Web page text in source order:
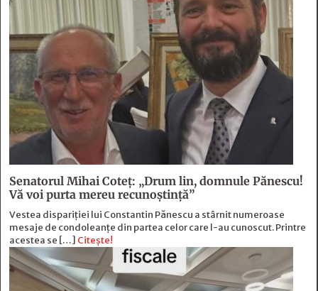
Senatorul Mihai Coteț: „Drum lin, domnule Pănescu!
Vă voi purta mereu recunoștință”
Vestea dispariției lui Constantin Pănescu a stârnit numeroase
mesaje de condoleanțe din partea celor care l-au cunoscut. Printre
acestea se […] Citește!